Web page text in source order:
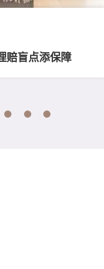
赔盲点添保障
7 8 9